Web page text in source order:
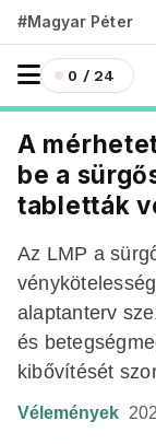
#Magyar Péter
0 / 24
A
be a
tabletták
Az LMP a
alaptanterv
és
kibővítését
Vélemények